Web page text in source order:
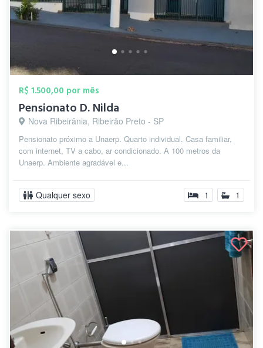
R$ 1.500,00 por mês
Pensionato D. Nilda
Nova Ribeirânia, Ribeirão Preto - SP
Pensionato próximo a Unaerp. Quarto individual. Casa familiar,
com internet, TV a cabo, ar condicionado. A 100 metros da
Unaerp. Ambiente agradável e...
Qualquer sexo 1 1